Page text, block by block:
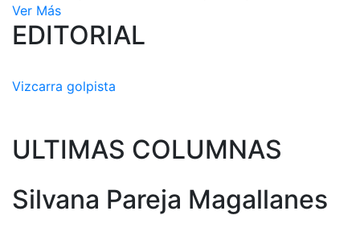
Ver Más
EDITORIAL
Vizcarra golpista
ULTIMAS COLUMNAS
Silvana Pareja Magallanes